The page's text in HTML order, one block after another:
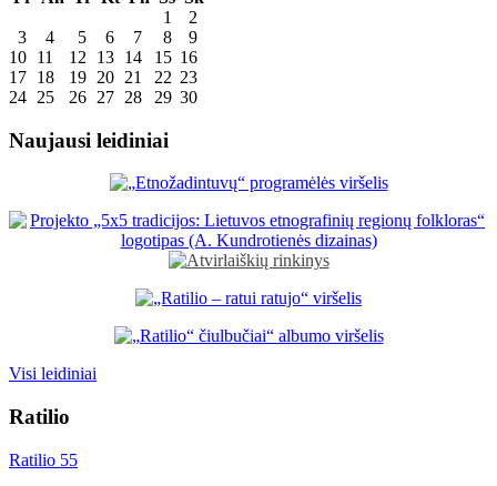
1
2
3
4 5 6 7 8
9
10 11 12 13 14 15 16
17 18 19 20 21 22 23
24 25 26 27 28 29 30
Naujausi leidiniai
Visi leidiniai
Ratilio
Ratilio 55